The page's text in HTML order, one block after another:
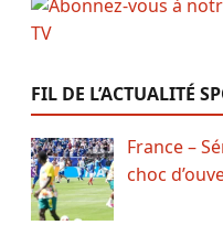
FIL DE L’ACTUALITÉ
France –
choc